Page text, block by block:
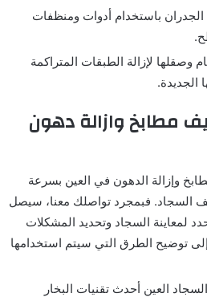
الجدران باستخدام أدوات ومنظفات
وصقلها لإزالة الطبقات المتراكمة
الجديدة.
مطابخ وازالة دهون
وإزالة الدهون في العين بسرعة
السجاد. فبمجرد تواصلك معنا، سيصل
لمعاينة السجاد وتحديد المشكلات
إلى توضيح الطرق التي سيتم استخدامها
العين أحدث تقنيات البخار